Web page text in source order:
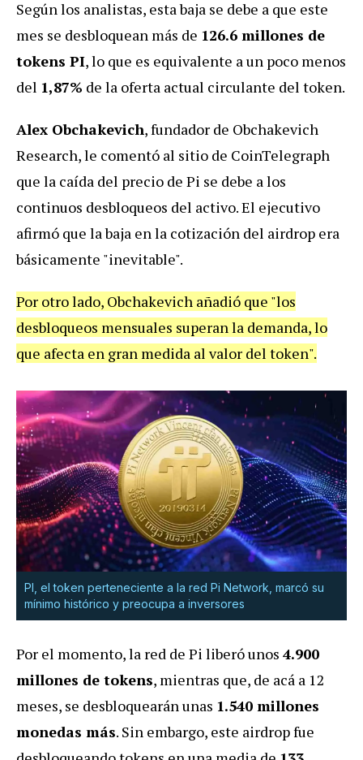
Según los analistas, esta baja se debe a que este
mes se desbloquean más de 126.6 millones de
tokens PI, lo que es equivalente a un poco menos
del 1,87% de la oferta actual circulante del token.
Alex Obchakevich, fundador de Obchakevich
Research, le comentó al sitio de CoinTelegraph
que la caída del precio de Pi se debe a los
continuos desbloqueos del activo. El ejecutivo
afirmó que la baja en la cotización del airdrop era
básicamente "inevitable".
Por otro lado, Obchakevich añadió que "los
desbloqueos mensuales superan la demanda, lo
que afecta en gran medida al valor del token".
PI, el token perteneciente a la red Pi Network, marcó su
mínimo histórico y preocupa a inversores
Por el momento, la red de Pi liberó unos 4.900
millones de tokens, mientras que, de acá a 12
meses, se desbloquearán unas 1.540 millones
monedas más. Sin embargo, este airdrop fue